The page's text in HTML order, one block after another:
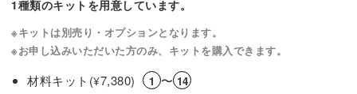
1種類のキットを用意しています。
※キットは別売り・オプションとなります。
※お申し込みいただいた方のみ、キットを購入できます。
材料キット(¥7,380) 1 〜 14